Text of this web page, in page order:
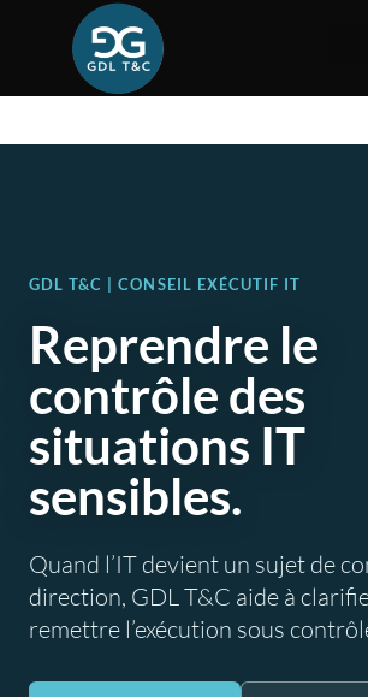
GDL T&C | CONSEIL EXÉCUTIF IT
Reprendre le
contrôle des
situations IT
sensibles.
Quand l’IT devient un sujet de
direction, GDL T&C aide à
remettre l’exécution sous